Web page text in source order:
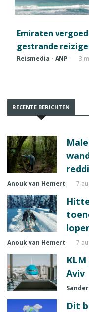
Emiraten
gestrande
Reismedia - ANP 3
RECENTE BERICHTEN
Anouk van Hemert 7
Anouk van Hemert 7
Aviv
Dit